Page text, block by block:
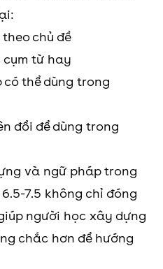
tuyến.
Tập trung vào
thiên nhiên, môi
quan hệ giữa con
tự nhiên. Chủ đề
này hỗ trợ tốt cho
các bài
Writing/Speaking
Not Given
Given
headings /
features/
completion/ note
questions,
nổi bật của sách là
được gắn với chủ
chủ đề
từ hay
thể dùng trong
đổi để dùng trong
và ngữ pháp trong
7.5 không chỉ đóng
người học xây dựng
chắc hơn để hướng